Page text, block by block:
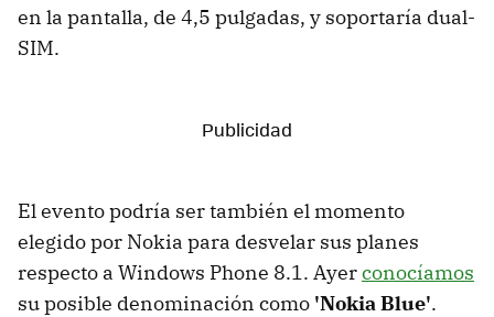
en la pantalla, de 4,5 pulgadas, y soportaría dual-
SIM.
El evento podría ser también el momento
elegido por Nokia para desvelar sus planes
respecto a Windows Phone 8.1. Ayerconocíamos
su posible denominación como 'Nokia Blue'.